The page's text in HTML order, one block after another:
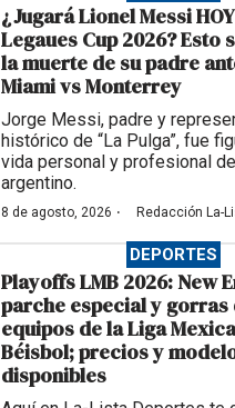
¿Jugará Lionel Messi
Legaues Cup 2026? Esto
la muerte de su padre
Miami vs Monterrey
Jorge Messi, padre y
histórico de “La Pulga”, fue
vida personal y profesional
argentino.
8 de agosto, 2026 · Redacción La-
DEPORTES
Playoffs LMB 2026: New
parche especial y gorras
equipos de la Liga
Béisbol; precios y
disponibles